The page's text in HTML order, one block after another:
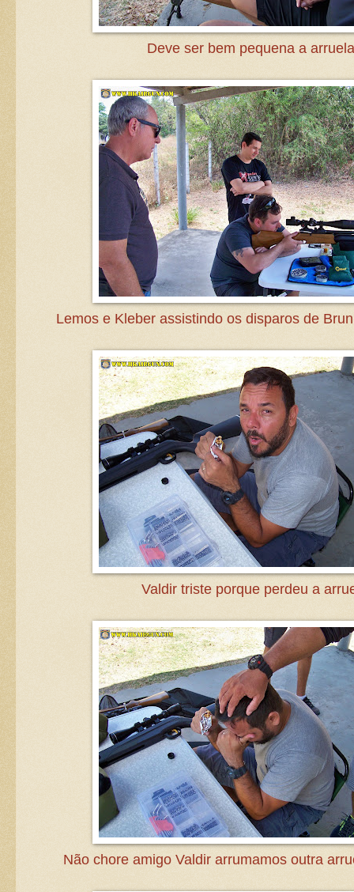
Deve ser bem pequena a
Lemos e Kleber assistindo os disparos de
Valdir triste porque perdeu a
Não chore amigo Valdir arrumamos outra